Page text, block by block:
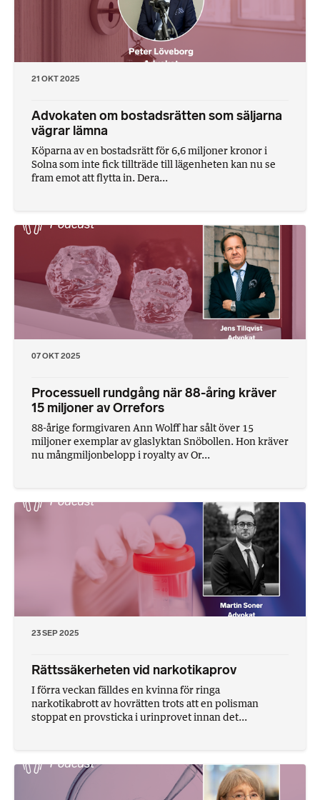
21 OKT 2025
Advokaten om bostadsrätten som säljarna
vägrar lämna
Köparna av en bostadsrätt för 6,6 miljoner kronor i
Solna som inte fick tillträde till lägenheten kan nu se
fram emot att flytta in. Dera...
07 OKT 2025
Processuell rundgång när 88-åring kräver
15 miljoner av Orrefors
88-årige formgivaren Ann Wolff har sålt över 15
miljoner exemplar av glaslyktan Snöbollen. Hon kräver
nu mångmiljonbelopp i royalty av Or...
23 SEP 2025
Rättssäkerheten vid narkotikaprov
I förra veckan fälldes en kvinna för ringa
narkotikabrott av hovrätten trots att en polisman
stoppat en provsticka i urinprovet innan det...